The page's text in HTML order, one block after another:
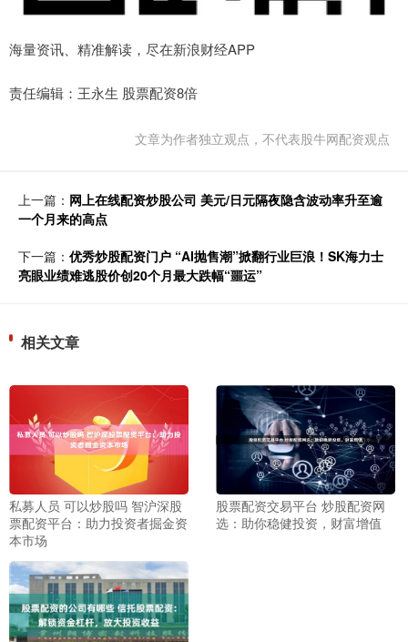
海量资讯、精准解读，尽在新浪财经APP
责任编辑：王永生 股票配资8倍
文章为作者独立观点，不代表股牛网配资观点
上一篇： 网上在线配资炒股公司 美元/日元隔夜隐含波动率升至逾
一个月来的高点
下一篇： 优秀炒股配资门户 “AI抛售潮”掀翻行业巨浪！SK海力士
亮眼业绩难逃股价创20个月最大跌幅“噩运”
相关文章
私募人员 可以炒股吗 智沪深股
票配资平台：助力投资者掘金资
本市场
股票配资交易平台 炒股配资网
选：助你稳健投资，财富增值